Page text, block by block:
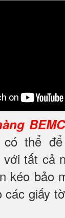
BEMC
có thể
tất cả
kéo bảo
các giấy